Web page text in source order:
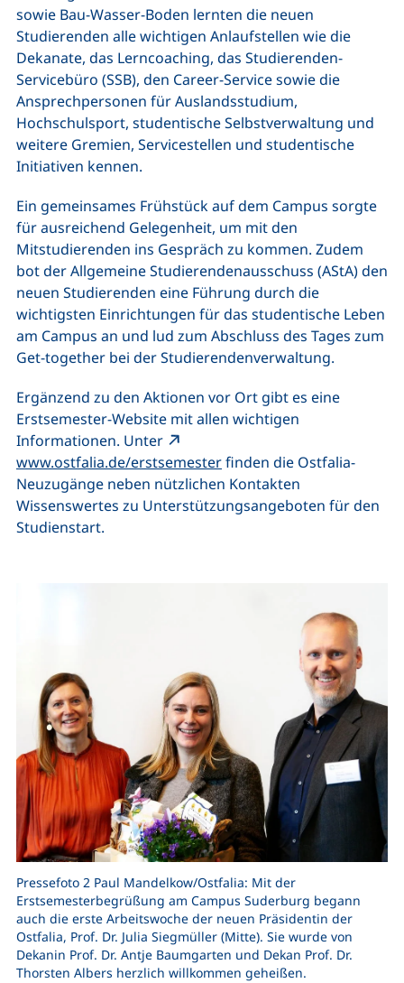
sowie Bau-Wasser-Boden lernten die neuen
Studierenden alle wichtigen Anlaufstellen wie die
Dekanate, das Lerncoaching, das Studierenden-
Servicebüro (SSB), den Career-Service sowie die
Ansprechpersonen für Auslandsstudium,
Hochschulsport, studentische Selbstverwaltung und
weitere Gremien, Servicestellen und studentische
Initiativen kennen.
Ein gemeinsames Frühstück auf dem Campus sorgte
für ausreichend Gelegenheit, um mit den
Mitstudierenden ins Gespräch zu kommen. Zudem
bot der Allgemeine Studierendenausschuss (AStA) den
neuen Studierenden eine Führung durch die
wichtigsten Einrichtungen für das studentische Leben
am Campus an und lud zum Abschluss des Tages zum
Get-together bei der Studierendenverwaltung.
Ergänzend zu den Aktionen vor Ort gibt es eine
Erstsemester-Website mit allen wichtigen
Informationen. Unter
www.ostfalia.de/erstsemester(externer Link, öffnet
finden die Ostfalia-
Neuzugänge neben nützlichen Kontakten
Wissenswertes zu Unterstützungsangeboten für den
Studienstart.
Pressefoto 2 Paul Mandelkow/Ostfalia: Mit der
Erstsemesterbegrüßung am Campus Suderburg begann
auch die erste Arbeitswoche der neuen Präsidentin der
Ostfalia, Prof. Dr. Julia Siegmüller (Mitte). Sie wurde von
Dekanin Prof. Dr. Antje Baumgarten und Dekan Prof. Dr.
Thorsten Albers herzlich willkommen geheißen.